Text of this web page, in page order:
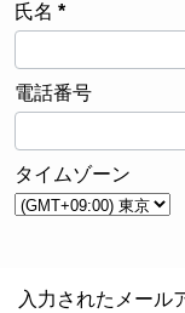
氏名
電話番号
タイムゾーン
入力されたメール